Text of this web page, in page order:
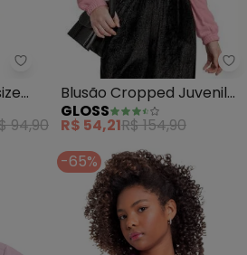
Gloss - Camisa Básica
94,90
Blusão Cropped Juvenil
Menina (Rosa)
GLOSS
R$ 54,21R$ 154,90
-65%